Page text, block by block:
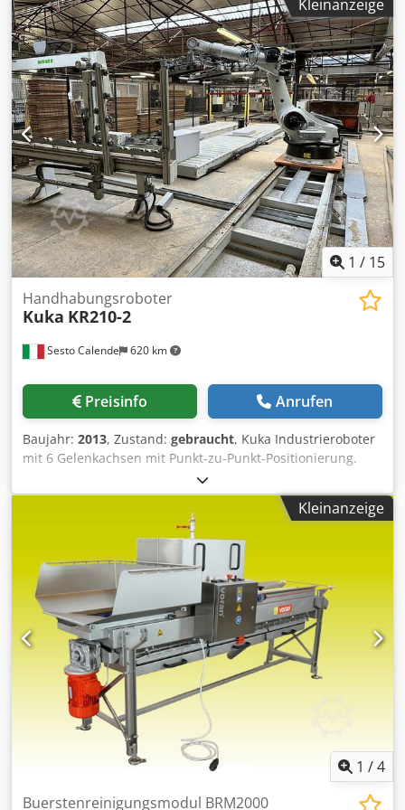
Algek Video verfügbar, das diese Maschine in der
Produktion zeigt.
Kleinanzeige
1 / 15
Sesto Calende 620 km
Handhabungsroboter
Kuka KR210-2
Preisinfo Anrufen
Baujahr: 2013, Zustand: gebraucht, Kuka Industrieroboter
mit 6 Gelenkachsen mit Punkt-zu-Punkt-Positionierung.
Unabhängiges Bedienfeld Panel-Ausrichtungstabelle
Barcodeleser am Roboterarm Panel-Einführungssystem
über: * 1 motorisierte Rollenbahn zum Vorladen des
Plattenstapels * 1 motorisierter Rollförderer * 1
motorisierte Rollenbahn zum Entladen der Plattenstapel
Technische Eigenschaften: * Typ: KR210-2 * Anzahl der
Achsen: 6 Dodpfxor Am Sqe Algsck * Zulässige Nennlast:
210 kg * Maschinengewicht: 1267 kg * Schallpegel: 75 dB *
Installierte Leistung: 25,8 KW * Plattenabmessungen –
Min./Max. Länge: 300/3000 mm * Plattenabmessungen –
Min./Max. Breite: 180/1500 mm * Plattenabmessungen –
Min./Max. Dicke: 8/60 mm * Maximales Plattengewicht: 90
Kleinanzeige
1 /4
Buerstenreinigungsmodul BRM2000